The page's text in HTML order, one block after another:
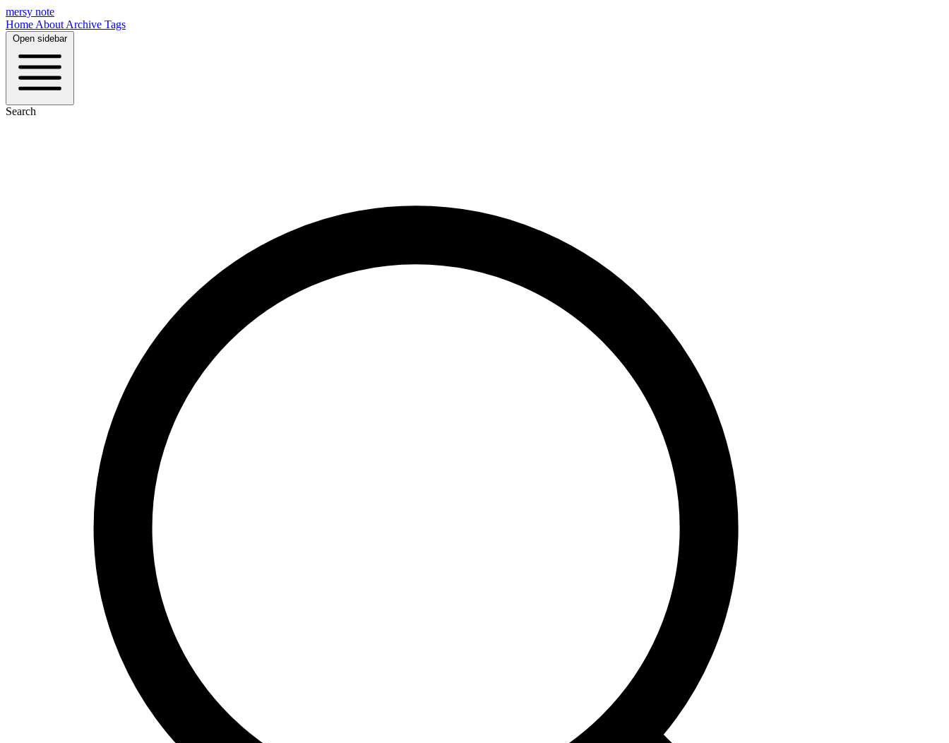
mersy note
Home About Archive Tags
Open sidebar
Search